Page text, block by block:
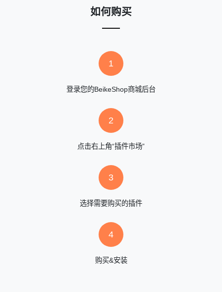
如何购买
1
登录您的BeikeShop商城后台
2
点击右上角“插件市场”
3
选择需要购买的插件
4
购买&安装